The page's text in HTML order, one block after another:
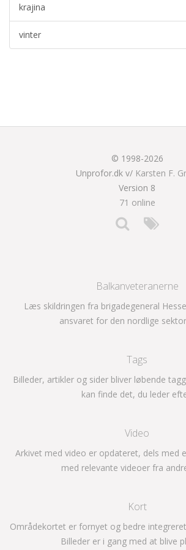
krajina
vinter
© 1998-2026
Unprofor.dk v/ Karsten F.
Version 8
71 online
Balkanveteranerne
Læs skildringen fra brigadegeneral
ansvaret for den nordlige
Tags
Billeder, artikler og sider bliver løbende
kan finde det, du leder
Video
Arkivet med video er opdateret, dels med
med relevante videoer fra
Kort
Områdekortet er fornyet og bedre
Billeder er i gang med at blive